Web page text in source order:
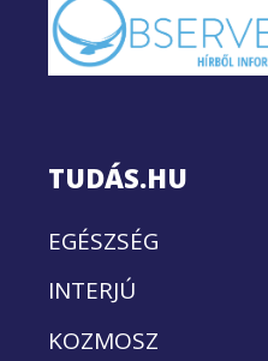
TUDÁS.HU
EGÉSZSÉG
INTERJÚ
KOZMOSZ